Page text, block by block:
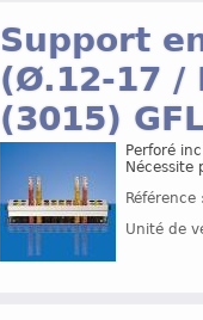
Support
(Ø.12-17 /
(3015)
Perforé
Unité de